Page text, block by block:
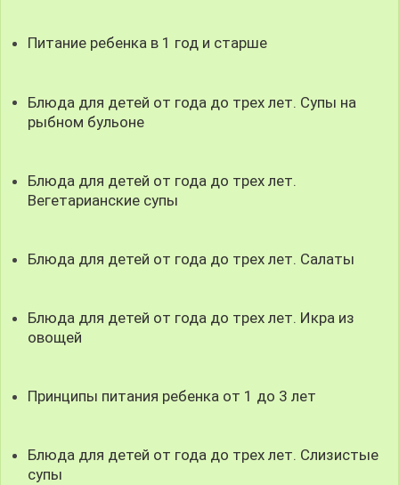
Питание ребенка в 1 год и старше
Блюда для детей от года до трех лет. Супы на
рыбном бульоне
Блюда для детей от года до трех лет.
Вегетарианские супы
Блюда для детей от года до трех лет. Салаты
Блюда для детей от года до трех лет. Икра из
овощей
Принципы питания ребенка от 1 до 3 лет
Блюда для детей от года до трех лет. Слизистые
супы